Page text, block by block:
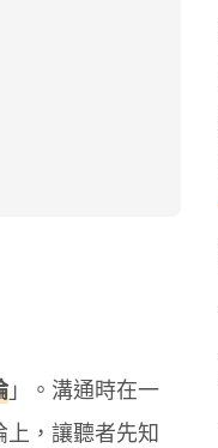
」。溝通時在一
上，讓聽者先知